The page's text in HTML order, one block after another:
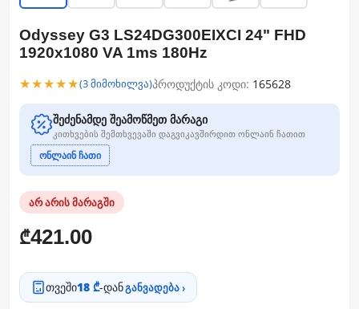
Odyssey G3 LS24DG300EIXCI 24" FHD
1920x1080 VA 1ms 180Hz
★★★★★(3 მიმოხილვა)პროდუქტის კოდი: 165628
შეძენამდე შეამოწმეთ მარაგი
კითხვების შემთხვევაში დაგვიკავშირდით ონლაინ ჩათით
ონლაინ ჩათი
არ არის მარაგში
₾421.00
თვეში18 ₾-დანგანვადება ›